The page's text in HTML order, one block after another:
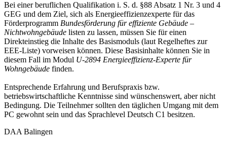
Bei einer beruflichen Qualifikation i. S. d. §88 Absatz 1 Nr. 3 und 4
GEG und dem Ziel, sich als Energieeffizienzexperte für das
Förderprogramm Bundesförderung für effiziente Gebäude –
Nichtwohngebäude listen zu lassen, müssen Sie für einen
Direkteinstieg die Inhalte des Basismoduls (laut Regelheftes zur
EEE-Liste) vorweisen können. Diese Basisinhalte können Sie in
diesem Fall im Modul U-2894 Energieeffizienz-Experte für
Wohngebäude finden.
Entsprechende Erfahrung und Berufspraxis bzw.
betriebswirtschaftliche Kenntnisse sind wünschenswert, aber nicht
Bedingung. Die Teilnehmer sollten den täglichen Umgang mit dem
PC gewohnt sein und das Sprachlevel Deutsch C1 besitzen.
DAA Balingen